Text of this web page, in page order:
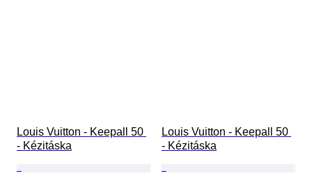
Louis Vuitton - Keepall 50
- Kézitáska
Louis Vuitton - Keepall 50
- Kézitáska